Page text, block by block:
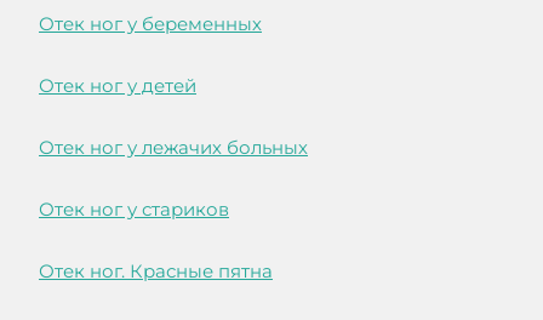
Отек ног у беременных
Отек ног у детей
Отек ног у лежачих больных
Отек ног у стариков
Отек ног. Красные пятна